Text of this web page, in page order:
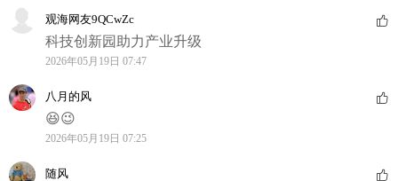
观海网友9QCwZc
科技创新园助力产业升级
2026年05月19日 07:47
八月的风
😆😉
2026年05月19日 07:25
随风